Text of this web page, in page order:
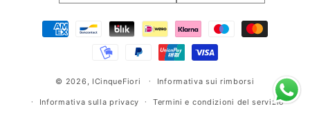
Metodi
© 2026, ICinqueFiori Informativa sui rimborsi
Informativa sulla privacy Termini e condizioni del servizio